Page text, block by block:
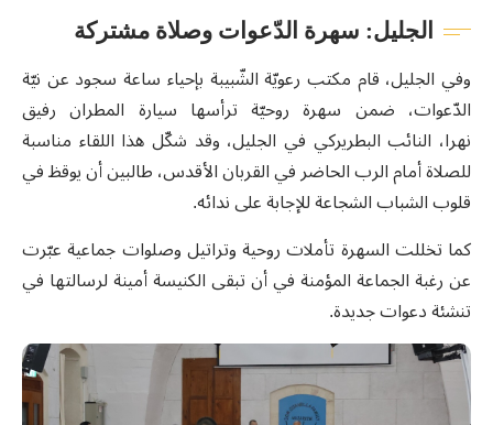
الجليل: سهرة الدّعوات وصلاة مشتركة
وفي الجليل، قام مكتب رعويّة الشّبيبة بإحياء ساعة سجود عن نيّة
الدّعوات، ضمن سهرة روحيّة ترأسها سيارة المطران رفيق
نهرا، النائب البطريركي في الجليل، وقد شكّل هذا اللقاء مناسبة
للصلاة أمام الرب الحاضر في القربان الأقدس، طالبين أن يوقظ في
قلوب الشباب الشجاعة للإجابة على ندائه.
كما تخللت السهرة تأملات روحية وتراتيل وصلوات جماعية عبّرت
عن رغبة الجماعة المؤمنة في أن تبقى الكنيسة أمينة لرسالتها في
تنشئة دعوات جديدة.